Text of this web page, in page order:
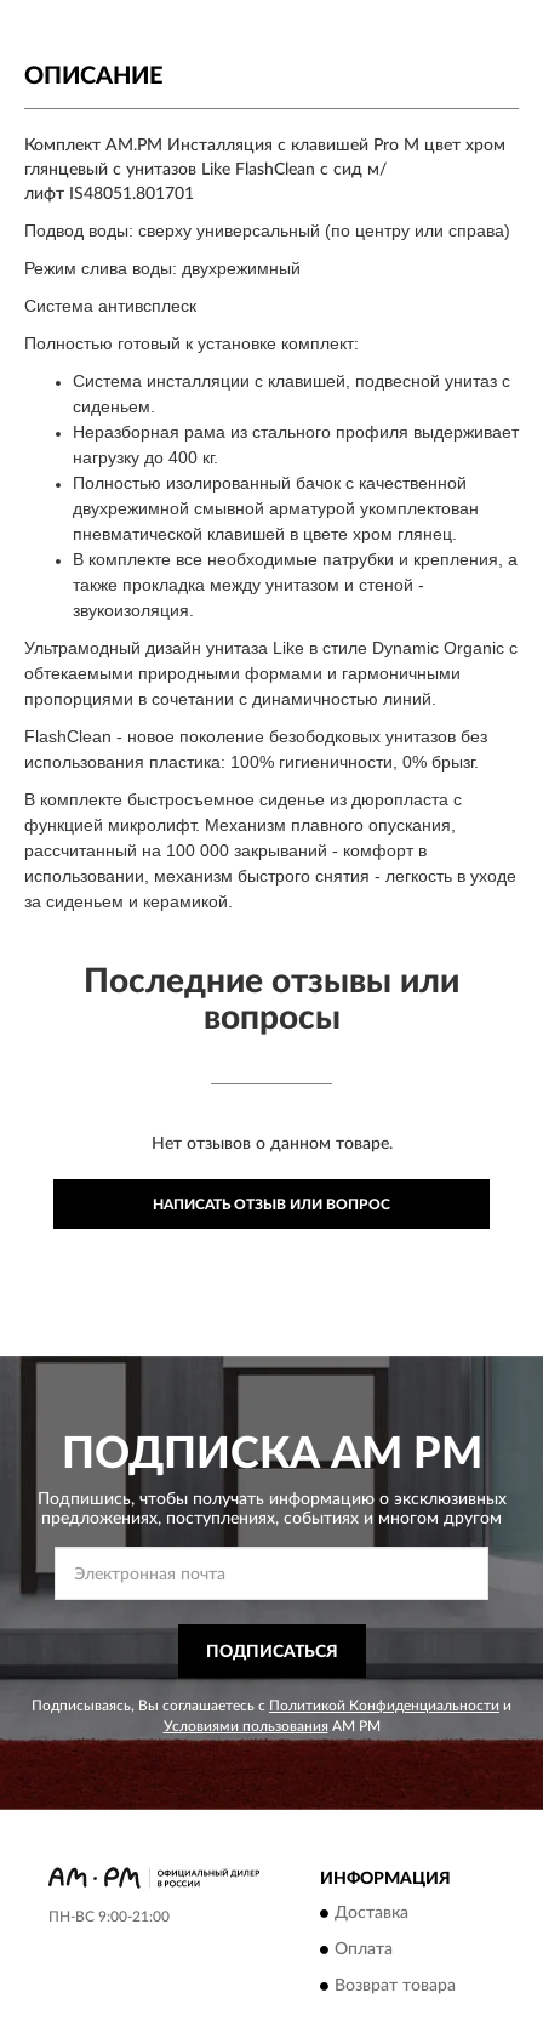
ОПИСАНИЕ
Комплект AM.PM Инсталляция с клавишей Pro M цвет хром
глянцевый с унитазов Like FlashClean с сид м/
лифт IS48051.801701
Подвод воды: сверху универсальный (по центру или справа)
Режим слива воды: двухрежимный
Система антивсплеск
Полностью готовый к установке комплект:
Система инсталляции с клавишей, подвесной унитаз с
сиденьем.
Неразборная рама из стального профиля выдерживает
нагрузку до 400 кг.
Полностью изолированный бачок с качественной
двухрежимной смывной арматурой укомплектован
пневматической клавишей в цвете хром глянец.
В комплекте все необходимые патрубки и крепления, а
также прокладка между унитазом и стеной -
звукоизоляция.
Ультрамодный дизайн унитаза Like в стиле Dynamic Organic с
обтекаемыми природными формами и гармоничными
пропорциями в сочетании с динамичностью линий.
FlashClean - новое поколение безободковых унитазов без
использования пластика: 100% гигиеничности, 0% брызг.
В комплекте быстросъемное сиденье из дюропласта с
функцией микролифт. Механизм плавного опускания,
рассчитанный на 100 000 закрываний - комфорт в
использовании, механизм быстрого снятия - легкость в уходе
за сиденьем и керамикой.
Последние отзывы или
вопросы
Нет отзывов о данном товаре.
НАПИСАТЬ ОТЗЫВ ИЛИ ВОПРОС
ПОДПИСКАAM PM
Подпишись, чтобы получать информацию о эксклюзивных
предложениях, поступлениях, событиях и многом другом
ПОДПИСАТЬСЯ
Подписываясь, Вы соглашаетесь с Политикой Конфиденциальности и
Условиями пользования AM PM
ПН-ВС 9:00-21:00
ИНФОРМАЦИЯ
Доставка
Оплата
Возврат товара